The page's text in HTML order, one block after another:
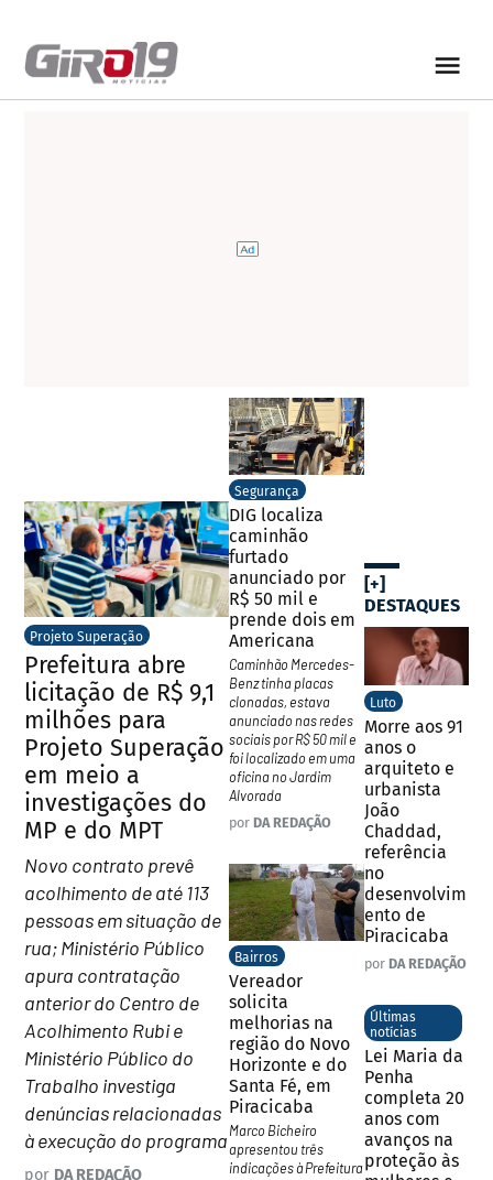
Projeto Superação
Prefeitura abre
licitação de R$ 9,1
milhões para
Projeto Superação
em meio a
investigações do
MP e do MPT
Novo contrato prevê
acolhimento de até 113
pessoas em situação de
rua; Ministério Público
apura contratação
anterior do Centro de
Acolhimento Rubi e
Ministério Público do
Trabalho investiga
denúncias relacionadas
à execução do programa
por DA REDAÇÃO
Segurança
DIG localiza
caminhão
furtado
anunciado por
R$ 50 mil e
prende dois em
Americana
Caminhão Mercedes-
Benz tinha placas
clonadas, estava
anunciado nas redes
sociais por R$ 50 mil e
foi localizado em uma
oficina no Jardim
Alvorada
por DA REDAÇÃO
Bairros
Vereador
solicita
melhorias na
região do Novo
Horizonte e do
Santa Fé, em
Piracicaba
Marco Bicheiro
apresentou três
indicações à Prefeitura
[+]
DESTAQUES
Luto
Morre aos 91
anos o
arquiteto e
urbanista
João
Chaddad,
referência
no
desenvolvim
ento de
Piracicaba
por DA REDAÇÃO
Últimas
notícias
Lei Maria da
Penha
completa 20
anos com
avanços na
proteção às